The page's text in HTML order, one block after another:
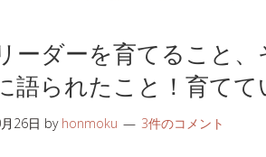
ーダーを育てること、
語られたこと！育てて
26日 by honmoku 3件のコメント